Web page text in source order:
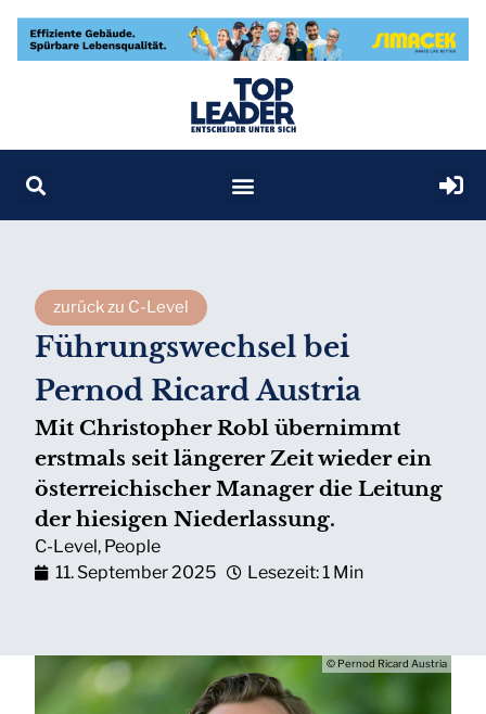
zurück zu C-Level
Führungswechsel bei
Pernod Ricard Austria
Mit Christopher Robl übernimmt
erstmals seit längerer Zeit wieder ein
österreichischer Manager die Leitung
der hiesigen Niederlassung.
C-Level, People
11. September 2025
Lesezeit: 1 Min
© Pernod Ricard Austria